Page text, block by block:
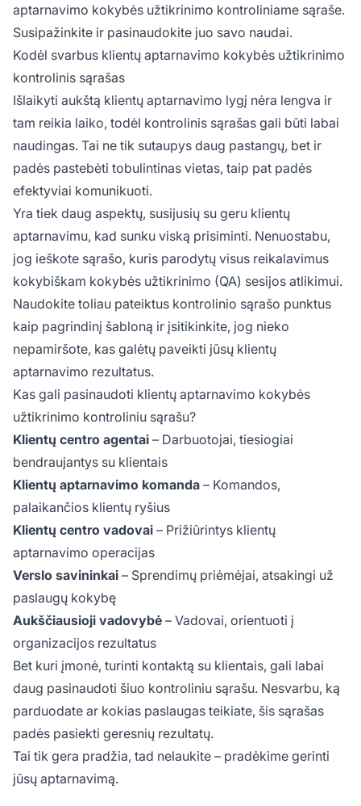
aptarnavimo kokybės užtikrinimo kontroliniame sąraše.
Susipažinkite ir pasinaudokite juo savo naudai.
Kodėl svarbus klientų aptarnavimo kokybės užtikrinimo
kontrolinis sąrašas
Išlaikyti aukštą klientų aptarnavimo lygį nėra lengva ir
tam reikia laiko, todėl kontrolinis sąrašas gali būti labai
naudingas. Tai ne tik sutaupys daug pastangų, bet ir
padės pastebėti tobulintinas vietas, taip pat padės
efektyviai komunikuoti.
Yra tiek daug aspektų, susijusių su geru klientų
aptarnavimu, kad sunku viską prisiminti. Nenuostabu,
jog ieškote sąrašo, kuris parodytų visus reikalavimus
kokybiškam kokybės užtikrinimo (QA) sesijos atlikimui.
Naudokite toliau pateiktus kontrolinio sąrašo punktus
kaip pagrindinį šabloną ir įsitikinkite, jog nieko
nepamiršote, kas galėtų paveikti jūsų klientų
aptarnavimo rezultatus.
Kas gali pasinaudoti klientų aptarnavimo kokybės
užtikrinimo kontroliniu sąrašu?
Klientų centro agentai – Darbuotojai, tiesiogiai
bendraujantys su klientais
Klientų aptarnavimo komanda – Komandos,
palaikančios klientų ryšius
Klientų centro vadovai – Prižiūrintys klientų
aptarnavimo operacijas
Verslo savininkai – Sprendimų priėmėjai, atsakingi už
paslaugų kokybę
Aukščiausioji vadovybė – Vadovai, orientuoti į
organizacijos rezultatus
Bet kuri įmonė, turinti kontaktą su klientais, gali labai
daug pasinaudoti šiuo kontroliniu sąrašu. Nesvarbu, ką
parduodate ar kokias paslaugas teikiate, šis sąrašas
padės pasiekti geresnių rezultatų.
Tai tik gera pradžia, tad nelaukite – pradėkime gerinti
jūsų aptarnavimą.